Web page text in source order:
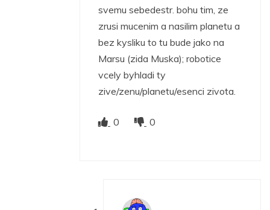
svemu sebedestr. bohu tim, ze
zrusi mucenim a nasilim planetu a
bez kysliku to tu bude jako na
Marsu (zida Muska); robotice
vcely byhladi ty
zive/zenu/planetu/esenci zivota.
0 0